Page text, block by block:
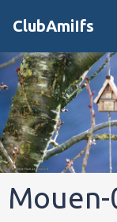
ClubAmiIfs